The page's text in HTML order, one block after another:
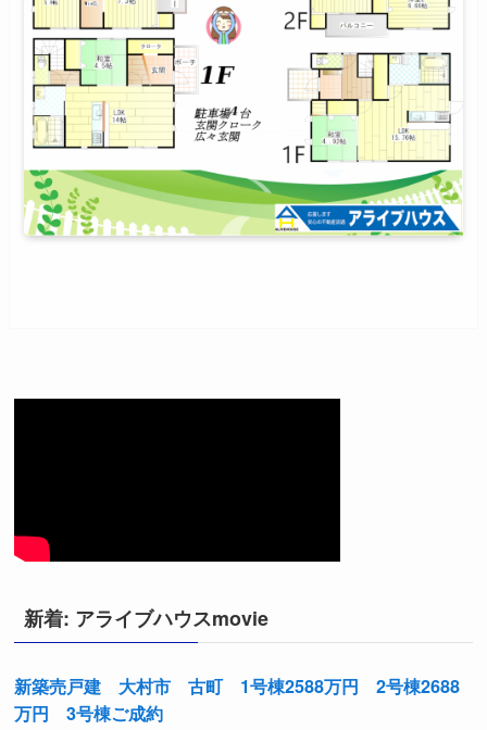
新着: アライブハウスmovie
新築売戸建 大村市 古町 1号棟2588万円 2号棟2688
万円 3号棟ご成約